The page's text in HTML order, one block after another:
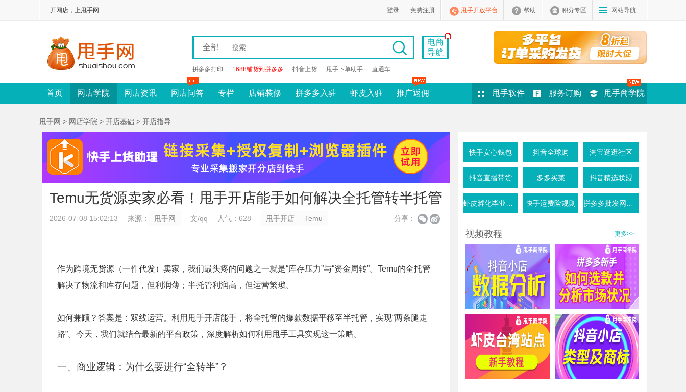
开网店，上甩手网 登录 免费注册 甩手开放平台 帮助 积分专区 网站导航
全部
拼多多打印 1688铺货到拼多多 抖音上货 甩手下单助手 直通车
电商
导航
首页 网店学院 网店资讯 网店问答 专栏 店铺装修 拼多多入驻 虾皮入驻 推广返佣 甩手软件 服务订购 甩手商学院
甩手网 > 网店学院 > 开店基础 > 开店指导
Temu无货源卖家必看！甩手开店能手如何解决全托管转半托管
2026-07-08 15:02:13 来源： 甩手网 文/qq 人气：628 甩手开店 Temu 分享：
作为跨境无货源（一件代发）卖家，我们最头疼的问题之一就是“库存压力”与“资金周转”。Temu的全托管
解决了物流和库存问题，但利润薄；半托管利润高，但运营繁琐。
如何兼顾？答案是：双线运营。利用甩手开店能手，将全托管的爆款数据平移至半托管，实现“两条腿走
路”。今天，我们就结合最新的平台政策，深度解析如何利用甩手工具实现这一策略。
一、商业逻辑：为什么要进行“全转半”？
快手安心钱包 抖音全球购 淘宝逛逛社区
抖音直播带货 多多买菜 抖音精选联盟
快手运费险规则
视频教程 更多>>
抖音小店数据分析 拼多多新手如何选款并分析市场状况